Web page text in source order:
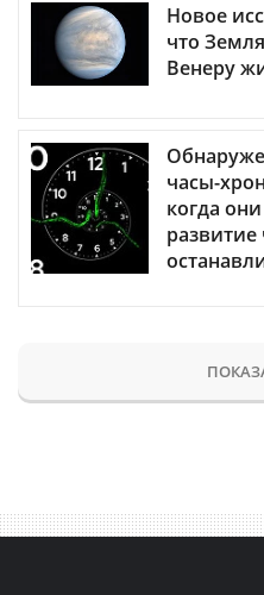
Новое
что
Венеру
часы-
когда
развитие